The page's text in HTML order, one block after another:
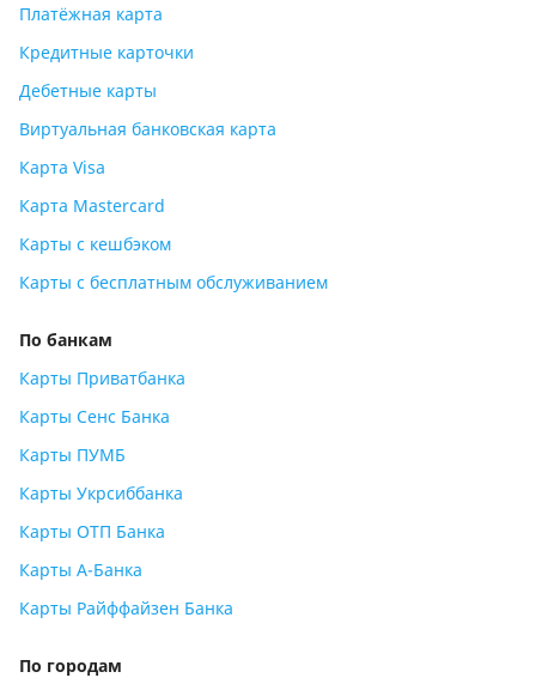
Платёжная карта
Кредитные карточки
Дебетные карты
Виртуальная банковская карта
Карта Visa
Карта Mastercard
Карты с кешбэком
Карты с бесплатным обслуживанием
По банкам
Карты Приватбанка
Карты Сенс Банка
Карты ПУМБ
Карты Укрсиббанка
Карты ОТП Банка
Карты А-Банка
Карты Райффайзен Банка
По городам